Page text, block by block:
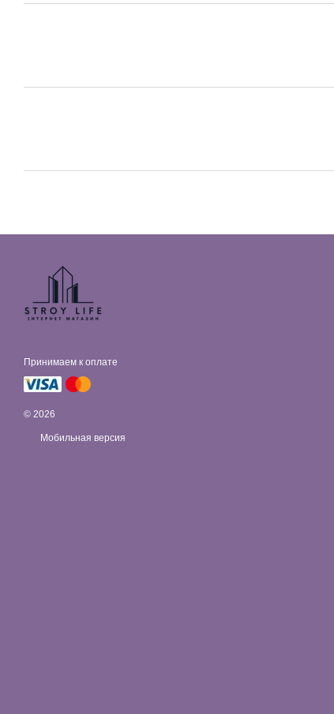
Принимаем к оплате
© 2026
Мобильная версия